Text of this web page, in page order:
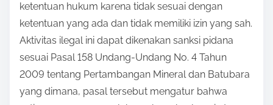
ketentuan hukum karena tidak sesuai dengan
ketentuan yang ada dan tidak memiliki izin yang sah.
Aktivitas ilegal ini dapat dikenakan sanksi pidana
sesuai Pasal 158 Undang-Undang No. 4 Tahun
2009 tentang Pertambangan Mineral dan Batubara
yang dimana, pasal tersebut mengatur bahwa